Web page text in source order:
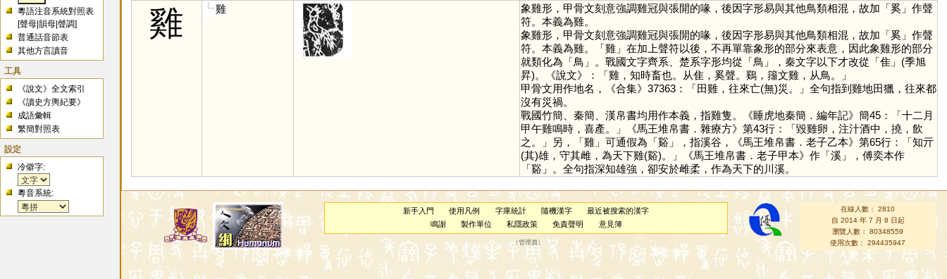
粵語注音系統對照表
[聲母 |韻母 |聲調]
普通話音節表
其他方言讀音
工具
《說文》全文索引
《讀史方輿紀要》
成語彙輯
繁簡對照表
設定
冷僻字:
粵音系統:
雞 雞 象雞形，甲骨文刻意強調雞冠與張開的喙，後因字形易與其他鳥類相混，故加「奚」作聲
符。本義為雞。
象雞形，甲骨文刻意強調雞冠與張開的喙，後因字形易與其他鳥類相混，故加「奚」作聲
符。本義為雞。「雞」在加上聲符以後，不再單靠象形的部分來表意，因此象雞形的部分
就類化為「鳥 」。戰國文字齊系、楚系字形均從「鳥 」，秦文字以下才改從「隹」(季旭
昇)。《說文》：「雞，知時畜也。从隹，奚聲。鷄，籒文雞，从鳥。」
甲骨文用作地名，《合集》37363：「田雞，往來亡(無)災。」全句指到雞地田獵，往來都
沒有災禍。
戰國竹簡、秦簡、漢帛書均用作本義，指雞隻。《睡虎地秦簡．編年記》簡45：「十二月
甲午雞鳴時，喜產。」《馬王堆帛書．雜療方》第43行：「毀雞卵，注汁酒中，撓，飲
之。」另，「雞」可通假為「谿 」，指溪谷，《馬王堆帛書．老子乙本》第65行：「知亓
(其)雄，守其雌，為天下雞(谿)。」《馬王堆帛書．老子甲本》作「溪」，傅奕本作
「谿 」。全句指深知雄強，卻安於雌柔，作為天下的川溪。
新手入門 使用凡例 字庫統計 隨機漢字
最近被搜索的漢字
鳴謝
製作單位 私隱政策 免責聲明 意見簿
（管理員 ）
在線人數： 2810
自 2014 年 7 月 8 日起
瀏覽人數： 80348559
使用次數： 294435947